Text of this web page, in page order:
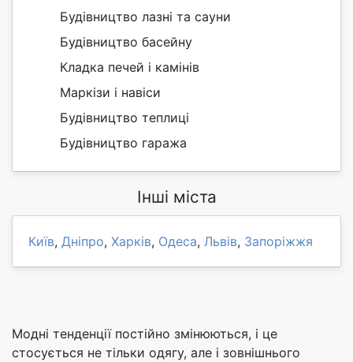
Будівництво лазні та сауни
Будівництво басейну
Кладка печей і камінів
Маркізи і навіси
Будівництво теплиці
Будівництво гаража
Інші міста
Київ, Дніпро, Харків, Одеса, Львів, Запоріжжя
Модні тенденції постійно змінюються, і це
стосується не тільки одягу, але і зовнішнього